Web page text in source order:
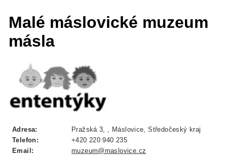
Malé máslovické muzeum
másla
Adresa:
Pražská 3, , Máslovice, Středočeský kraj
Telefon:
+420 220 940 235
Email:
muzeum@maslovice.cz